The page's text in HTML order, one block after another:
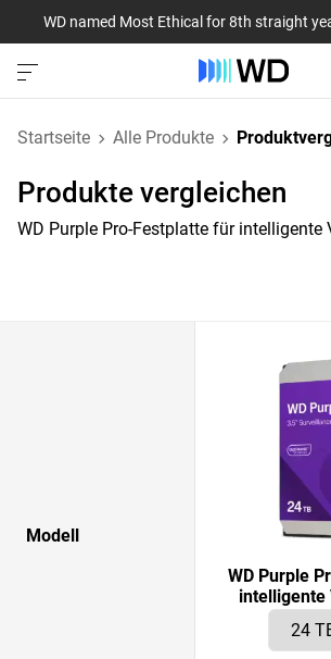
WD named Most Ethical for 8th straight
Startseite Alle Produkte
Produkte vergleichen
WD Purple Pro-Festplatte für intelligente
Modell
WD Purple
intelligente